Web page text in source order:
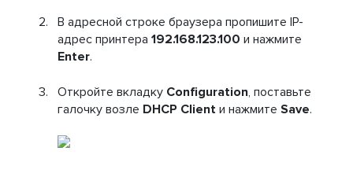
В адресной строке браузера пропишите IP-
адрес принтера 192.168.123.100 и нажмите
Enter.
Откройте вкладку Configuration, поставьте
галочку возле DHCP Client и нажмите Save.